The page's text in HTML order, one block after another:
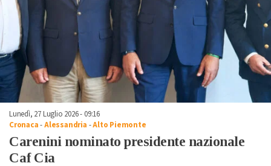
Lunedì, 27 Luglio 2026 - 09:16
Cronaca-Alessandria -Alto Piemonte
Carenini nominato presidente nazionale
Caf Cia